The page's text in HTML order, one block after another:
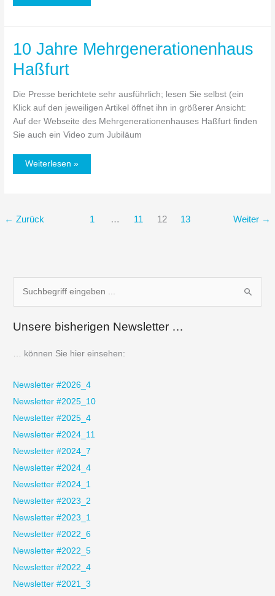
10 Jahre Mehrgenerationenhaus
Haßfurt
Die Presse berichtete sehr ausführlich; lesen Sie selbst (ein
Klick auf den jeweiligen Artikel öffnet ihn in größerer Ansicht:
Auf der Webseite des Mehrgenerationenhauses Haßfurt finden
Sie auch ein Video zum Jubiläum
10
Mehrgenerationenhaus
Weiterlesen »
← Zurück 1 … 11 12 13 Weiter →
c
Unsere bisherigen Newsletter …
… können Sie hier einsehen:
Newsletter #2026_4
Newsletter #2025_10
Newsletter #2025_4
Newsletter #2024_11
Newsletter #2024_7
Newsletter #2024_4
Newsletter #2024_1
Newsletter #2023_2
Newsletter #2023_1
Newsletter #2022_6
Newsletter #2022_5
Newsletter #2022_4
Newsletter #2021_3